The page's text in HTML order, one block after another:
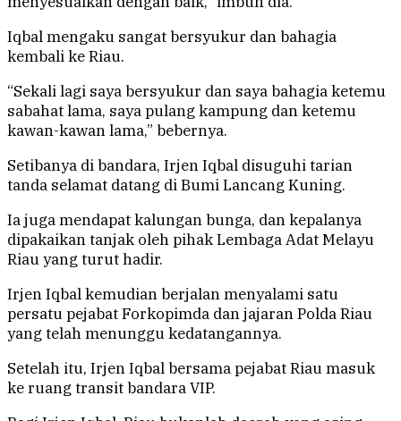
Iqbal mengaku sangat bersyukur dan bahagia
kembali ke Riau.
“Sekali lagi saya bersyukur dan saya bahagia ketemu
sabahat lama, saya pulang kampung dan ketemu
kawan-kawan lama,” bebernya.
Setibanya di bandara, Irjen Iqbal disuguhi tarian
tanda selamat datang di Bumi Lancang Kuning.
Ia juga mendapat kalungan bunga, dan kepalanya
dipakaikan tanjak oleh pihak Lembaga Adat Melayu
Riau yang turut hadir.
Irjen Iqbal kemudian berjalan menyalami satu
persatu pejabat Forkopimda dan jajaran Polda Riau
yang telah menunggu kedatangannya.
Setelah itu, Irjen Iqbal bersama pejabat Riau masuk
ke ruang transit bandara VIP.